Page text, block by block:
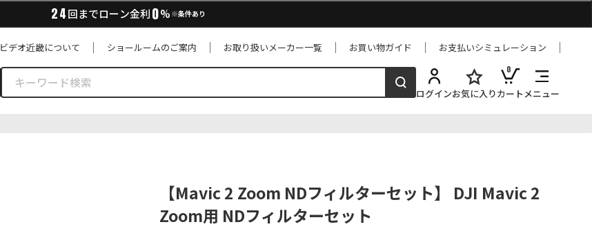
24回までローン金利0% ※条件あり
ビデオ近畿について ショールームのご案内 お取り扱いメーカー一覧 お買い物ガイド お支払いシミュレーション
ログインお気に入り
0
カートメニュー
【Mavic 2 Zoom NDフィルターセット】 DJI Mavic 2
Zoom用 NDフィルターセット